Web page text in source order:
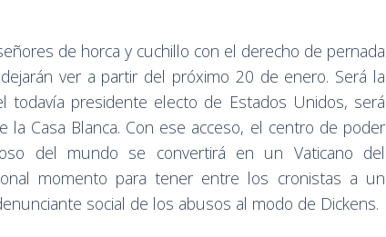
de horca y cuchillo con el derecho de pernada
ver a partir del próximo 20 de enero. Será la
todavía presidente electo de Estados Unidos, será
la Casa Blanca. Con ese acceso, el centro de poder
del mundo se convertirá en un Vaticano del
momento para tener entre los cronistas a un
social de los abusos al modo de Dickens.